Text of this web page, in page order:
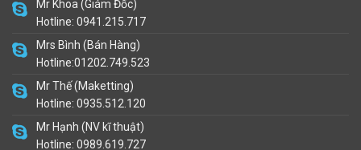
Mr Khoa (Giám Đốc)
Hotline: 0941.215.717
Mrs Bình (Bán Hàng)
Hotline:01202.749.523
Mr Thế (Maketting)
Hotline: 0935.512.120
Mr Hạnh (NV kĩ thuật)
Hotline: 0989.619.727